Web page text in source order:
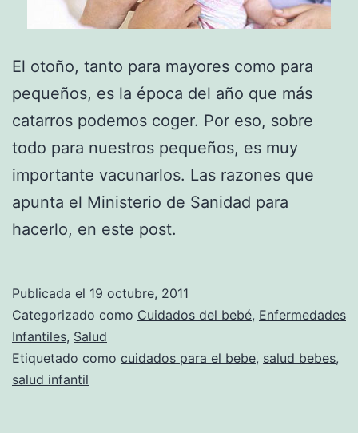
El otoño, tanto para mayores como para
pequeños, es la época del año que más
catarros podemos coger. Por eso, sobre
todo para nuestros pequeños, es muy
importante vacunarlos. Las razones que
apunta el Ministerio de Sanidad para
hacerlo, en este post.
Publicada el 19 octubre, 2011
Categorizado como Cuidados del bebé, Enfermedades
Infantiles, Salud
Etiquetado como cuidados para el bebe, salud bebes,
salud infantil